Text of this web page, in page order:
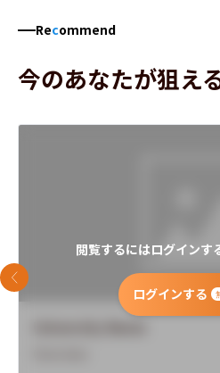
Recommend
今のあなたが狙え
閲覧するにはログインす
ログインする
前のスライド